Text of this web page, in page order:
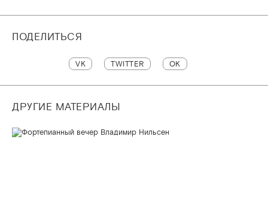
ПОДЕЛИТЬСЯ
VK TWITTER OK
ДРУГИЕ МАТЕРИАЛЫ